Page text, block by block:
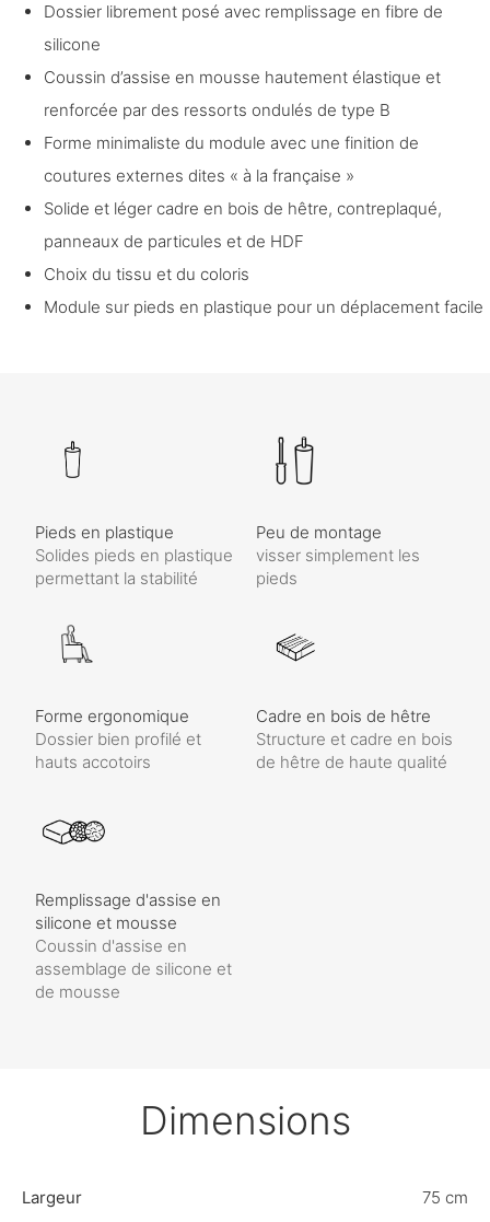
Dossier librement posé avec remplissage en fibre de
silicone
Coussin d’assise en mousse hautement élastique et
renforcée par des ressorts ondulés de type B
Forme minimaliste du module avec une finition de
coutures externes dites « à la française »
Solide et léger cadre en bois de hêtre, contreplaqué,
panneaux de particules et de HDF
Choix du tissu et du coloris
Module sur pieds en plastique pour un déplacement facile
Pieds en plastique
Solides pieds en plastique
permettant la stabilité
Peu de montage
visser simplement les
pieds
Forme ergonomique
Dossier bien profilé et
hauts accotoirs
Cadre en bois de hêtre
Structure et cadre en bois
de hêtre de haute qualité
Remplissage d'assise en
silicone et mousse
Coussin d'assise en
assemblage de silicone et
de mousse
Dimensions
Largeur 75 cm